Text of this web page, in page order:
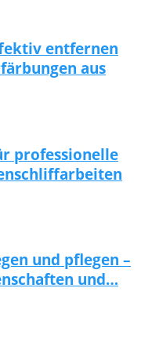
entfernen
aus
professionelle
und pflegen –
und…